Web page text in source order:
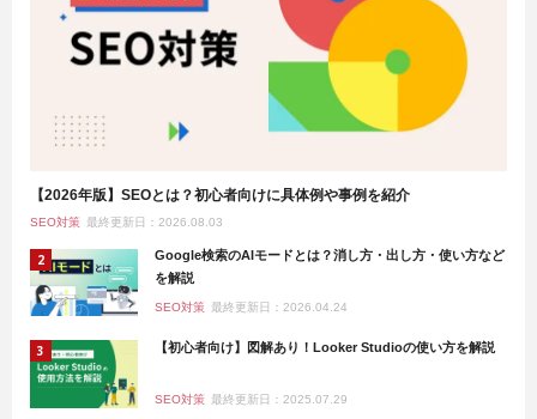
【2026年版】SEOとは？初心者向けに具体例や事例を紹介
SEO対策 最終更新日：2026.08.03
Google検索のAIモードとは？消し方・出し方・使い方など
を解説
SEO対策 最終更新日：2026.04.24
【初心者向け】図解あり！Looker Studioの使い方を解説
SEO対策 最終更新日：2025.07.29